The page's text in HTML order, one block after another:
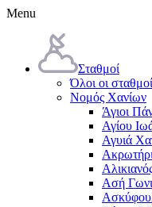
Menu
Σταθμοί
Όλοι οι σταθμοί
Νομός Χανίων
Άγιοι
Αγίου
Αγυιά
Ακρωτήρι
Ασή
Ασκύφου